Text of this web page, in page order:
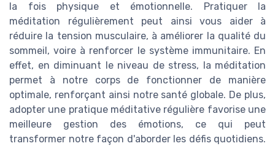
la fois physique et émotionnelle. Pratiquer la
méditation régulièrement peut ainsi vous aider à
réduire la tension musculaire, à améliorer la qualité du
sommeil, voire à renforcer le système immunitaire. En
effet, en diminuant le niveau de stress, la méditation
permet à notre corps de fonctionner de manière
optimale, renforçant ainsi notre santé globale. De plus,
adopter une pratique méditative régulière favorise une
meilleure gestion des émotions, ce qui peut
transformer notre façon d'aborder les défis quotidiens.